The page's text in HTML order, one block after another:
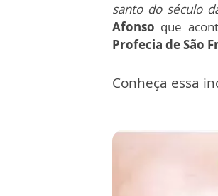
santo do século
Afonso que
Profecia de São
Conheça essa